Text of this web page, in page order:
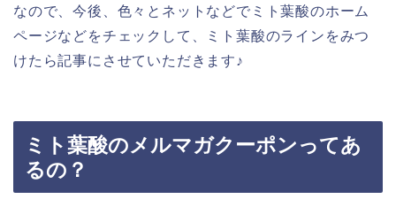
なので、今後、色々とネットなどでミト葉酸のホーム
ページなどをチェックして、ミト葉酸のラインをみつ
けたら記事にさせていただきます♪
ミト葉酸のメルマガクーポンってあ
るの？